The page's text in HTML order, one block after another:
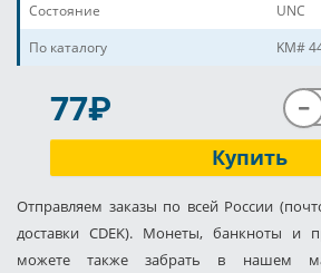
Состояние
UNC
По каталогу
KM#
77P
Купить
Отправляем заказы по всей России
доставки CDEK). Монеты, банкноты и
можете также забрать в нашем